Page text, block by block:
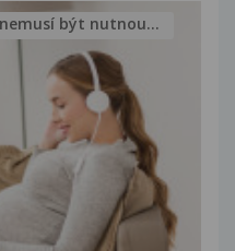
být nutnou...